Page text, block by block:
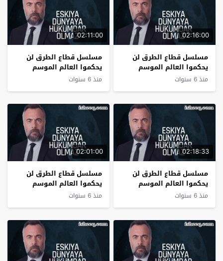
02:16:00
مسلسل قطاع الطرق لن
يحكموا العالم الموسم
الرابع الحلقة 24
منذ 6 سنوات
02:11:00
مسلسل قطاع الطرق لن
يحكموا العالم الموسم
الرابع الحلقة 23
منذ 6 سنوات
02:18:33
مسلسل قطاع الطرق لن
يحكموا العالم الموسم
الرابع الحلقة 22
منذ 6 سنوات
02:01:00
مسلسل قطاع الطرق لن
يحكموا العالم الموسم
الرابع الحلقة 21
منذ 6 سنوات